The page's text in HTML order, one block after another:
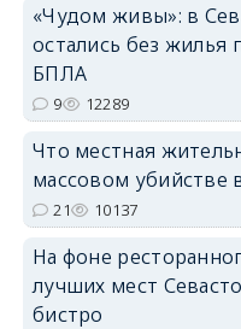
«Чудом живы»: в
остались без жилья
БПЛА
9 12289
Что местная
массовом убийстве
21 10137
На фоне
лучших мест
бистро